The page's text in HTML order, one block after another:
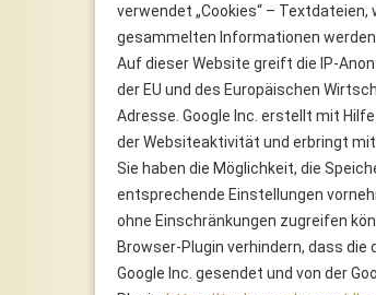
verwendet „Cookies“ –
gesammelten Informationen werden
Auf dieser Website greift die IP-
der EU und des Europäischen
Adresse. Google Inc. erstellt mit
der Websiteaktivität und erbringt
Sie haben die Möglichkeit, die
entsprechende Einstellungen
ohne Einschränkungen zugreifen
Browser-Plugin verhindern, dass
Google Inc. gesendet und von der